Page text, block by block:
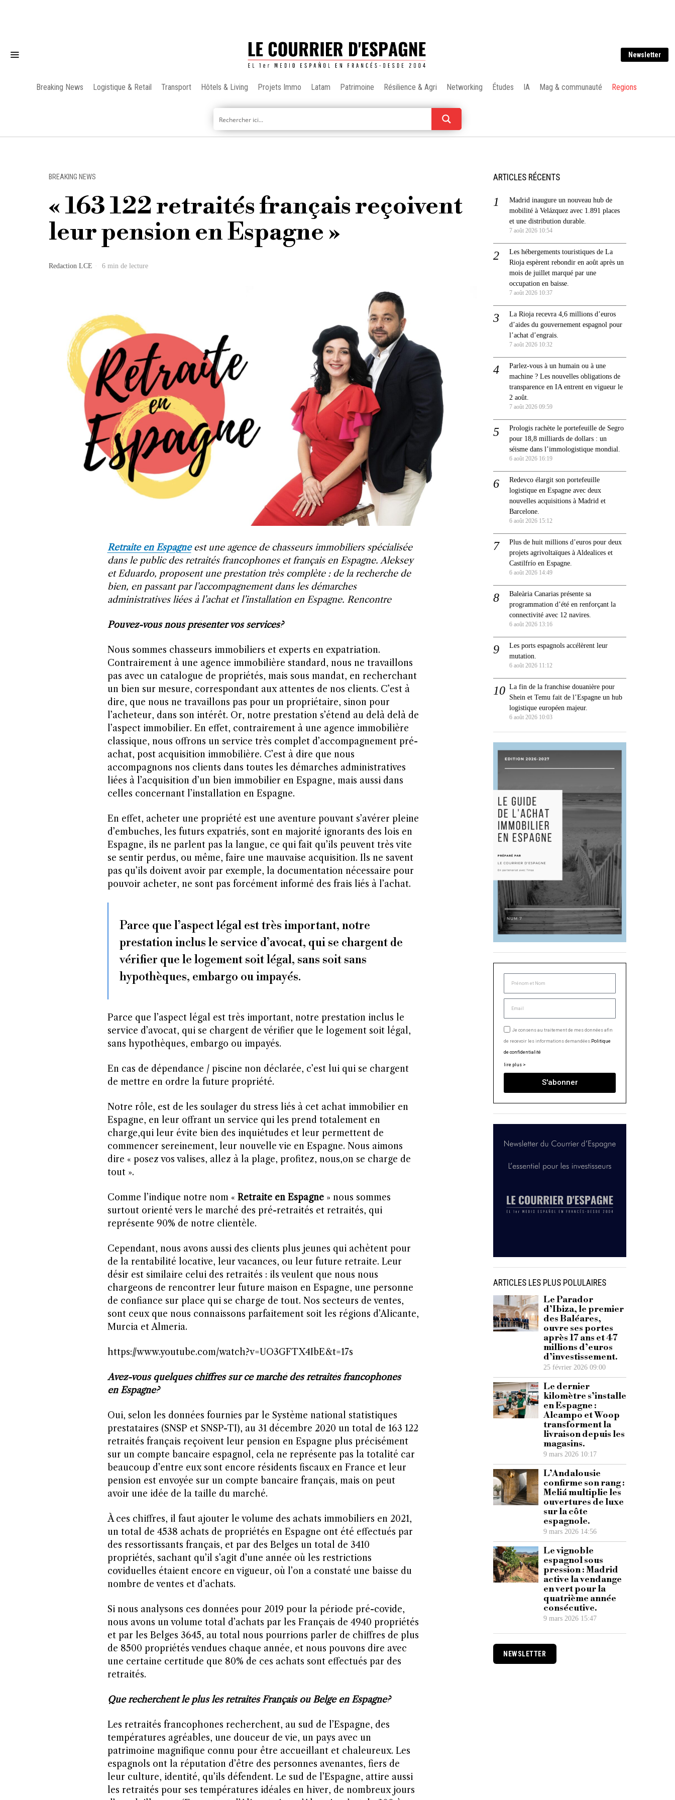
Newsletter
Breaking News Logistique & Retail Transport Hôtels & Living Projets Immo Latam Patrimoine Résilience & Agri Networking Études IA Mag & communauté Regions
BREAKING NEWS
« 163 122 retraités français reçoivent
leur pension en Espagne »
Redaction LCE 6 min de lecture
Retraite en Espagneest une agence de chasseurs immobiliers spécialisée
dans le public des retraités francophones et français en Espagne. Aleksey
et Eduardo, proposent une prestation très complète : de la recherche de
bien, en passant par l’accompagnement dans les démarches
administratives liées à l’achat et l’installation en Espagne. Rencontre
Pouvez-vous nous présenter vos services?
Nous sommes chasseurs immobiliers et experts en expatriation.
Contrairement à une agence immobilière standard, nous ne travaillons
pas avec un catalogue de propriétés, mais sous mandat, en recherchant
un bien sur mesure, correspondant aux attentes de nos clients. C’est à
dire, que nous ne travaillons pas pour un propriétaire, sinon pour
l’acheteur, dans son intérêt. Or, notre prestation s’étend au delà delà de
l’aspect immobilier. En effet, contrairement à une agence immobilière
classique, nous offrons un service très complet d’accompagnement pré-
achat, post acquisition immobilière. C’est à dire que nous
accompagnons nos clients dans toutes les démarches administratives
liées à l’acquisition d’un bien immobilier en Espagne, mais aussi dans
celles concernant l’installation en Espagne.
En effet, acheter une propriété est une aventure pouvant s’avérer pleine
d’embuches, les futurs expatriés, sont en majorité ignorants des lois en
Espagne, ils ne parlent pas la langue, ce qui fait qu’ils peuvent très vite
se sentir perdus, ou même, faire une mauvaise acquisition. Ils ne savent
pas qu’ils doivent avoir par exemple, la documentation nécessaire pour
pouvoir acheter, ne sont pas forcément informé des frais liés à l’achat.
Parce que l’aspect légal est très important, notre
prestation inclus le service d’avocat, qui se chargent de
vérifier que le logement soit légal, sans soit sans
hypothèques, embargo ou impayés.
Parce que l’aspect légal est très important, notre prestation inclus le
service d’avocat, qui se chargent de vérifier que le logement soit légal,
sans hypothèques, embargo ou impayés.
En cas de dépendance / piscine non déclarée, c’est lui qui se chargent
de mettre en ordre la future propriété.
Notre rôle, est de les soulager du stress liés à cet achat immobilier en
Espagne, en leur offrant un service qui les prend totalement en
charge,qui leur évite bien des inquiétudes et leur permettent de
commencer sereinement, leur nouvelle vie en Espagne. Nous aimons
dire « posez vos valises, allez à la plage, profitez, nous,on se charge de
tout ».
Comme l’indique notre nom « Retraite en Espagne » nous sommes
surtout orienté vers le marché des pré-retraités et retraités, qui
représente 90% de notre clientèle.
Cependant, nous avons aussi des clients plus jeunes qui achètent pour
de la rentabilité locative, leur vacances, ou leur future retraite. Leur
désir est similaire celui des retraités : ils veulent que nous nous
chargeons de rencontrer leur future maison en Espagne, une personne
de confiance sur place qui se charge de tout. Nos secteurs de ventes,
sont ceux que nous connaissons parfaitement soit les régions d’Alicante,
Murcia et Almeria.
https://www.youtube.com/watch?v=UO3GFTX4IbE&t=17s
Avez-vous quelques chiffres sur ce marché des retraités francophones
en Espagne?
Oui, selon les données fournies par le Système national statistiques
prestataires (SNSP et SNSP-TI), au 31 décembre 2020 un total de 163 122
retraités français reçoivent leur pension en Espagne plus précisément
sur un compte bancaire espagnol, cela ne représente pas la totalité car
beaucoup d’entre eux sont encore résidents fiscaux en France et leur
pension est envoyée sur un compte bancaire français, mais on peut
avoir une idée de la taille du marché.
À ces chiffres, il faut ajouter le volume des achats immobiliers en 2021,
un total de 4538 achats de propriétés en Espagne ont été effectués par
des ressortissants français, et par des Belges un total de 3410
propriétés, sachant qu’il s’agit d’une année où les restrictions
coviduelles étaient encore en vigueur, où l’on a constaté une baisse du
nombre de ventes et d’achats.
Si nous analysons ces données pour 2019 pour la période pré-covide,
nous avons un volume total d’achats par les Français de 4940 propriétés
et par les Belges 3645, au total nous pourrions parler de chiffres de plus
de 8500 propriétés vendues chaque année, et nous pouvons dire avec
une certaine certitude que 80% de ces achats sont effectués par des
retraités.
Que recherchent le plus les retraités Français ou Belge en Espagne?
Les retraités francophones recherchent, au sud de l’Espagne, des
températures agréables, une douceur de vie, un pays avec un
patrimoine magnifique connu pour être accueillant et chaleureux. Les
espagnols ont la réputation d’être des personnes avenantes, fiers de
leur culture, identité, qu’ils défendent. Le sud de l’Espagne, attire aussi
les retraités pour ses températures idéales en hiver, de nombreux jours
ARTICLES RÉCENTS
Madrid inaugure un nouveau hub de
mobilité à Velázquez avec 1.891 places
et une distribution durable.
7 août 2026 10:54
Les hébergements touristiques de La
Rioja espèrent rebondir en août après un
mois de juillet marqué par une
occupation en baisse.
7 août 2026 10:37
La Rioja recevra 4,6 millions d’euros
d’aides du gouvernement espagnol pour
l’achat d’engrais.
7 août 2026 10:32
Parlez-vous à un humain ou à une
machine ? Les nouvelles obligations de
transparence en IA entrent en vigueur le
2 août.
7 août 2026 09:59
Prologis rachète le portefeuille de Segro
pour 18,8 milliards de dollars : un
séisme dans l’immologistique mondial.
6 août 2026 16:19
Redevco élargit son portefeuille
logistique en Espagne avec deux
nouvelles acquisitions à Madrid et
Barcelone.
6 août 2026 15:12
Plus de huit millions d’euros pour deux
projets agrivoltaïques à Aldealices et
Castilfrío en Espagne.
6 août 2026 14:49
Baleària Canarias présente sa
programmation d’été en renforçant la
connectivité avec 12 navires.
6 août 2026 13:16
Les ports espagnols accélèrent leur
mutation.
6 août 2026 11:12
La fin de la franchise douanière pour
Shein et Temu fait de l’Espagne un hub
logistique européen majeur.
6 août 2026 10:03
Je consens au traitement de mes données afin
de recevoir les informations demandées. Politique
de confidentialité
lire plus >
S'abonner
ARTICLES LES PLUS POLULAIRES
Le Parador
d’Ibiza, le premier
des Baléares,
ouvre ses portes
après 17 ans et 47
millions d’euros
d’investissement.
25 février 2026 09:00
Le dernier
kilomètre s’installe
en Espagne :
Alcampo et Woop
transforment la
livraison depuis les
magasins.
9 mars 2026 10:17
L’Andalousie
confirme son rang :
Meliá multiplie les
ouvertures de luxe
sur la côte
espagnole.
9 mars 2026 14:56
Le vignoble
espagnol sous
pression : Madrid
active la vendange
en vert pour la
quatrième année
consécutive.
9 mars 2026 15:47
NEWSLETTER